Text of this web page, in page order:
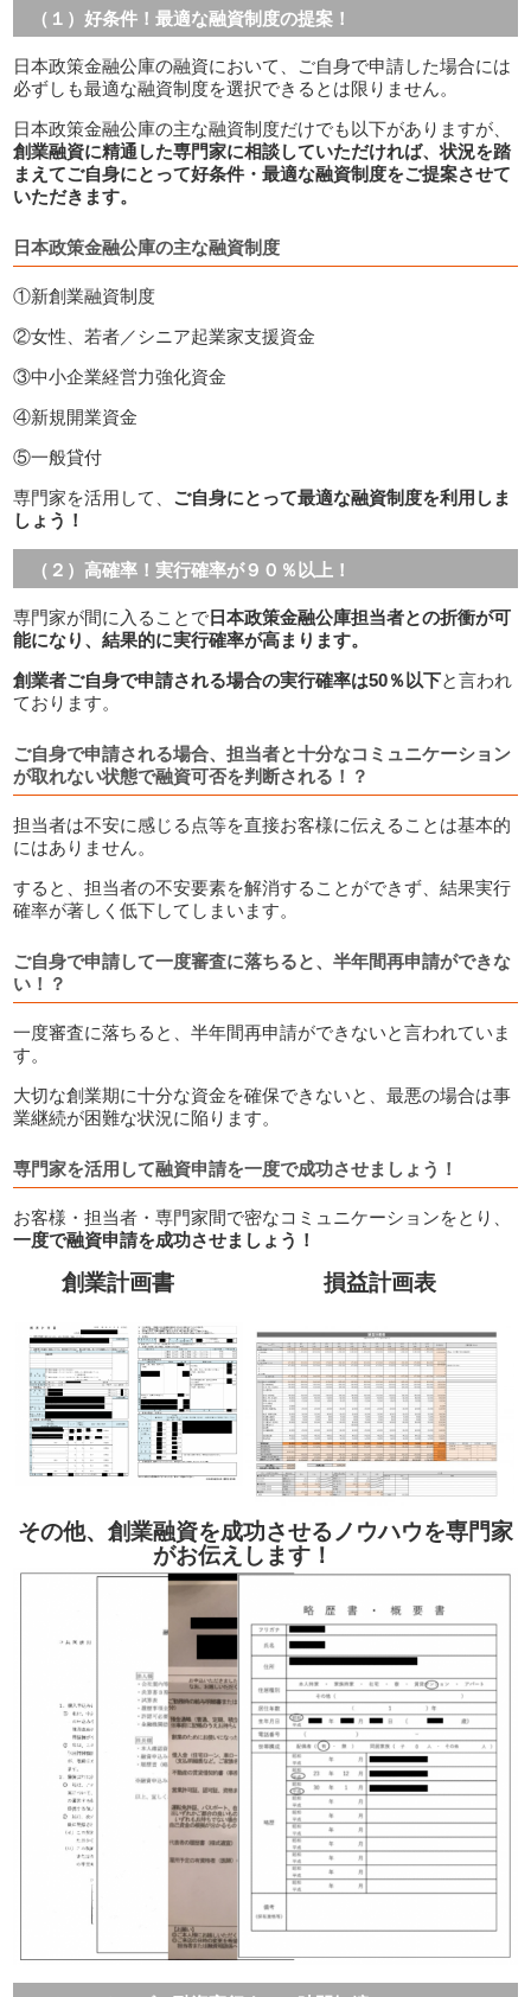
（１）好条件！最適な融資制度の提案！
日本政策金融公庫の融資において、ご自身で申請した場合には
必ずしも最適な融資制度を選択できるとは限りません。
日本政策金融公庫の主な融資制度だけでも以下がありますが、
創業融資に精通した専門家に相談していただければ、状況を踏
まえてご自身にとって好条件・最適な融資制度をご提案させて
いただきます。
日本政策金融公庫の主な融資制度
①新創業融資制度
②女性、若者／シニア起業家支援資金
③中小企業経営力強化資金
④新規開業資金
⑤一般貸付
専門家を活用して、 ご自身にとって最適な融資制度を利用しま
しょう！
（２）高確率！実行確率が９０％以上！
専門家が間に入ることで 日本政策金融公庫担当者との折衝が可
能になり、結果的に実行確率が高まります。
創業者ご自身で申請される場合の実行確率は50％以下と言われ
ております。
ご自身で申請される場合、担当者と十分なコミュニケーション
が取れない状態で融資可否を判断される！？
担当者は不安に感じる点等を直接お客様に伝えることは基本的
にはありません。
すると、担当者の不安要素を解消することができず、結果実行
確率が著しく低下してしまいます。
ご自身で申請して一度審査に落ちると、半年間再申請ができな
い！？
一度審査に落ちると、半年間再申請ができないと言われていま
す。
大切な創業期に十分な資金を確保できないと、最悪の場合は事
業継続が困難な状況に陥ります。
専門家を活用して融資申請を一度で成功させましょう！
お客様・担当者・専門家間で密なコミュニケーションをとり、
一度で融資申請を成功させましょう！
創業計画書 損益計画表
その他、創業融資を成功させるノウハウを専門家
がお伝えします！